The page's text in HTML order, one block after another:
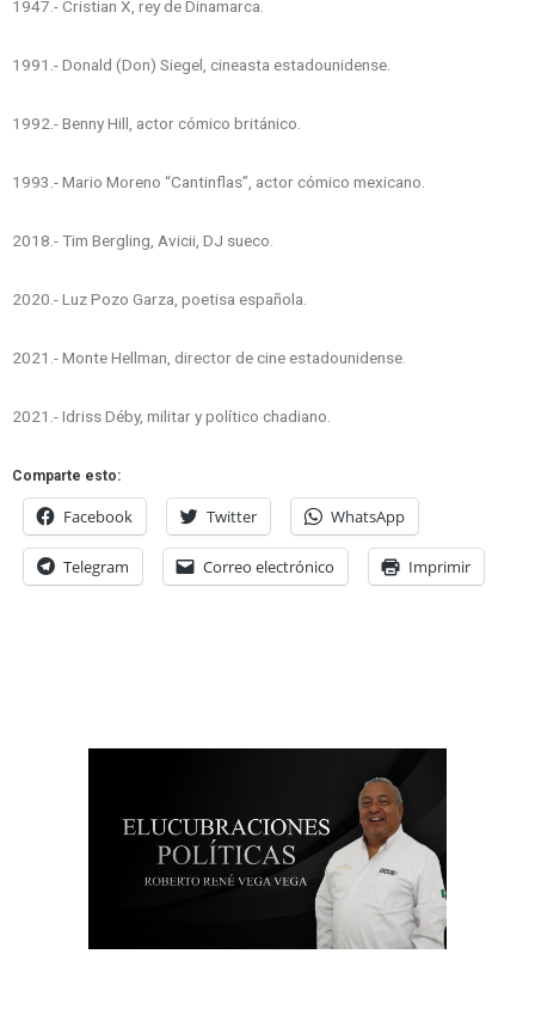
1947.- Cristian X, rey de Dinamarca.
1991.- Donald (Don) Siegel, cineasta estadounidense.
1992.- Benny Hill, actor cómico británico.
1993.- Mario Moreno “Cantinflas”, actor cómico mexicano.
2018.- Tim Bergling, Avicii, DJ sueco.
2020.- Luz Pozo Garza, poetisa española.
2021.- Monte Hellman, director de cine estadounidense.
2021.- Idriss Déby, militar y político chadiano.
Comparte esto:
Facebook Twitter WhatsApp
Telegram Correo electrónico Imprimir